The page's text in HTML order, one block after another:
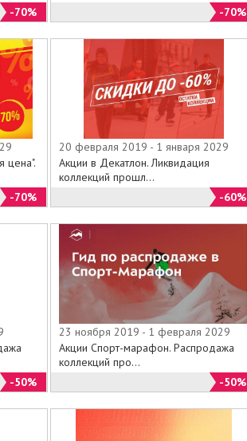
-70%
-70%
цена".
-70%
20 февраля 2019 - 1 января 2029
Акции в Декатлон. Ликвидация
коллекций прошл...
-60%
-50%
23 ноября 2019 - 1 февраля 2029
Акции Спорт-марафон. Распродажа
коллекций про...
-50%